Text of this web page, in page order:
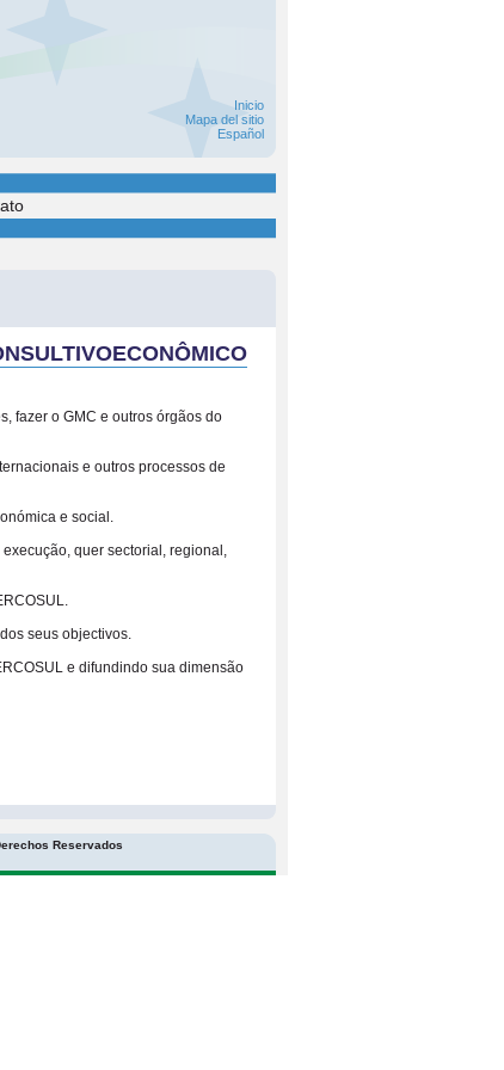
Inicio
Mapa del sitio
Español
fazer o GMC e outros órgãos do
e outros processos de
e social.
quer sectorial, regional,
seus objectivos.
e difundindo sua dimensão
Reservados